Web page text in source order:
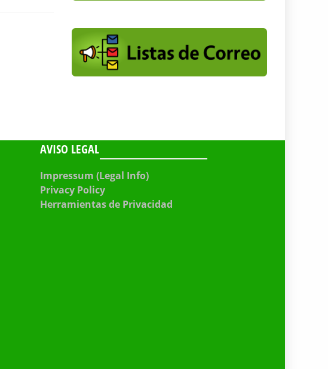
AVISO LEGAL
Impressum (Legal Info)
Privacy Policy
Herramientas de Privacidad